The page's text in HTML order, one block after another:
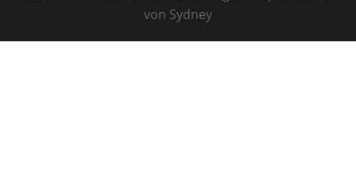
von Sydney